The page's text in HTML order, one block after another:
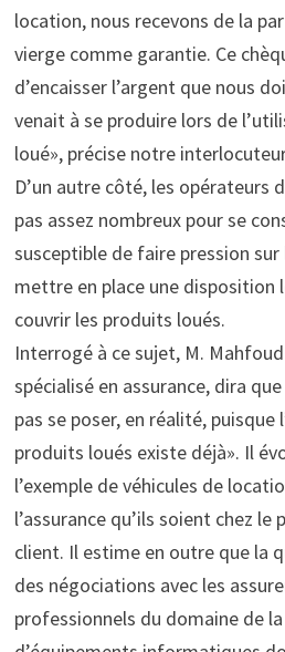
location, nous recevons de la
vierge comme garantie. Ce
d’encaisser l’argent que nous
venait à se produire lors de
loué», précise notre
D’un autre côté, les opérateurs
pas assez nombreux pour se
susceptible de faire pression
mettre en place une
couvrir les produits loués.
Interrogé à ce sujet, M.
spécialisé en assurance, dira
pas se poser, en réalité, puisque
produits loués existe déjà». Il
l’exemple de véhicules de
l’assurance qu’ils soient chez
client. Il estime en outre que la
des négociations avec les
professionnels du domaine de